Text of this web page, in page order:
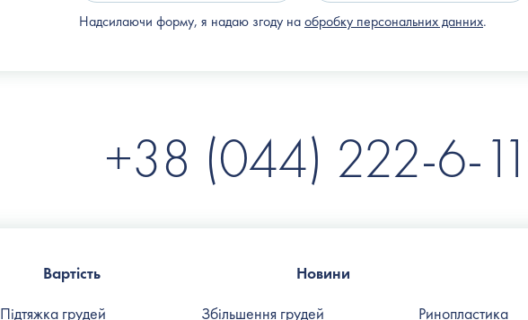
Надсилаючи форму, я надаю згоду наобробку персональних данних.
+38 (044) 222-6-
Вартість Новини
Підтяжка грудей Збільшення грудей Ринопластика